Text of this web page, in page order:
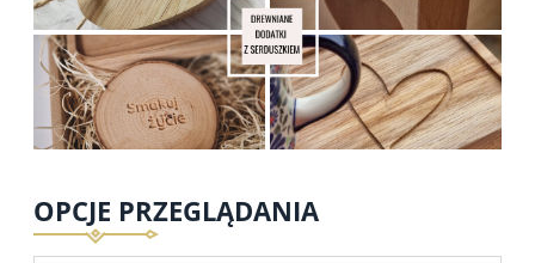
OPCJE PRZEGLĄDANIA